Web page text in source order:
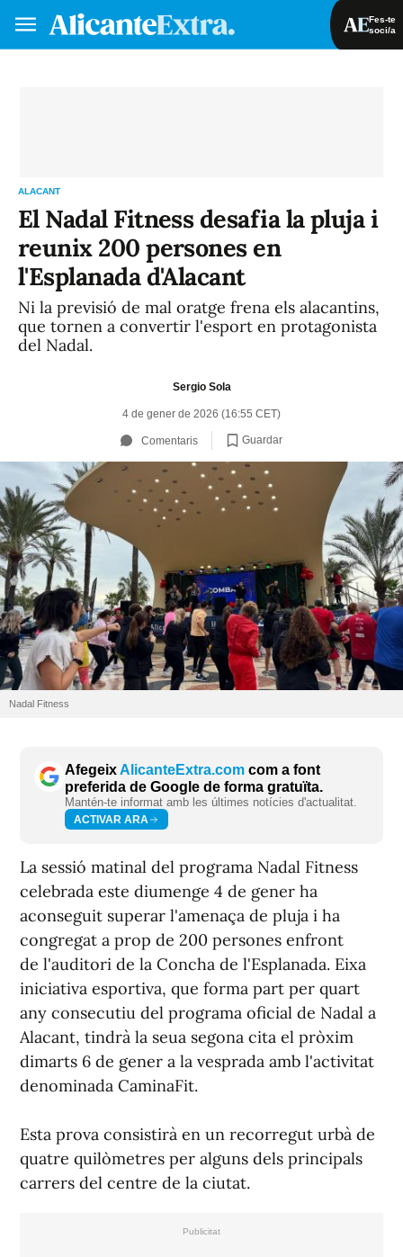
Fes-te
soci/a
ALACANT
El Nadal Fitness desafia la pluja i
reunix 200 persones en
l'Esplanada d'Alacant
Ni la previsió de mal oratge frena els alacantins,
que tornen a convertir l'esport en protagonista
del Nadal.
Sergio Sola
4 de gener de 2026 (16:55 CET)
Comentaris Guardar
Nadal Fitness
AfegeixAlicanteExtra.com com a font
preferida de Google de forma gratuïta.
Mantén-te informat amb les últimes notícies d'actualitat.
ACTIVAR ARA
La sessió matinal del programa Nadal Fitness
celebrada este diumenge 4 de gener ha
aconseguit superar l'amenaça de pluja i ha
congregat a prop de 200 persones enfront
de l'auditori de la Concha de l'Esplanada. Eixa
iniciativa esportiva, que forma part per quart
any consecutiu del programa oficial de Nadal a
Alacant, tindrà la seua segona cita el pròxim
dimarts 6 de gener a la vesprada amb l'activitat
denominada CaminaFit.
Esta prova consistirà en un recorregut urbà de
quatre quilòmetres per alguns dels principals
carrers del centre de la ciutat.